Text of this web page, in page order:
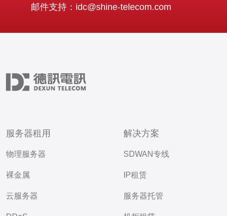
邮件支持：idc@shine-telecom.com
服务器租用
物理服务器
裸金属
云服务器
解决方案
SDWAN专线
IP租赁
服务器托管